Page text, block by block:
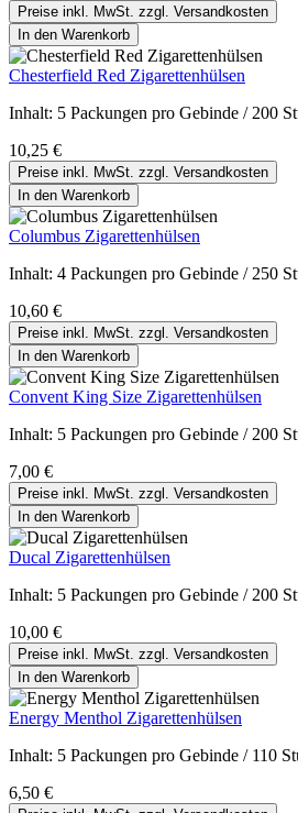
Preise inkl. MwSt. zzgl. Versandkosten
In den Warenkorb
Chesterfield Red Zigarettenhülsen
Inhalt: 5 Packungen pro Gebinde / 200
10,25 €
Preise inkl. MwSt. zzgl. Versandkosten
In den Warenkorb
Columbus Zigarettenhülsen
Inhalt: 4 Packungen pro Gebinde / 250
10,60 €
Preise inkl. MwSt. zzgl. Versandkosten
In den Warenkorb
Convent King Size Zigarettenhülsen
Inhalt: 5 Packungen pro Gebinde / 200
7,00 €
Preise inkl. MwSt. zzgl. Versandkosten
In den Warenkorb
Ducal Zigarettenhülsen
Inhalt: 5 Packungen pro Gebinde / 200
10,00 €
Preise inkl. MwSt. zzgl. Versandkosten
In den Warenkorb
Energy Menthol Zigarettenhülsen
Inhalt: 5 Packungen pro Gebinde / 110
6,50 €